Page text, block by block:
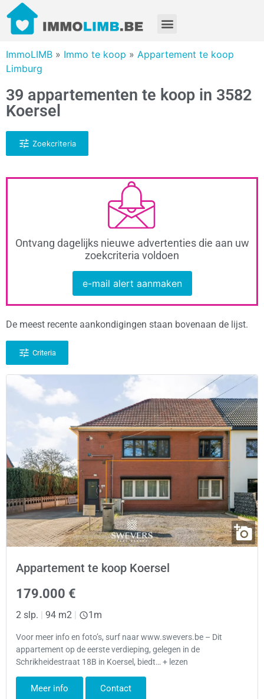
ImmoLIMB » Immo te koop » Appartement te koop
Limburg
39 appartementen te koop in 3582
Koersel
Zoekcriteria
Ontvang dagelijks nieuwe advertenties die aan uw
zoekcriteria voldoen
e-mail alert aanmaken
De meest recente aankondigingen staan bovenaan de lijst.
Criteria
Appartement te koop Koersel
179.000 €
2 slp. 94 m2 1m
Voor meer info en foto’s, surf naar www.swevers.be – Dit
appartement op de eerste verdieping, gelegen in de
Schrikheidestraat 18B in Koersel, biedt… + lezen
Meer info Contact